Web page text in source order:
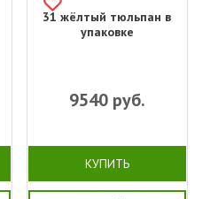
31 жёлтый тюльпан в
упаковке
9540руб.
КУПИТЬ